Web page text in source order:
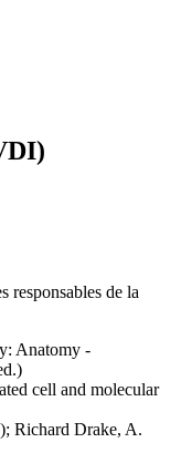
responsables de la
Anatomy -
cell and molecular
Richard Drake, A.